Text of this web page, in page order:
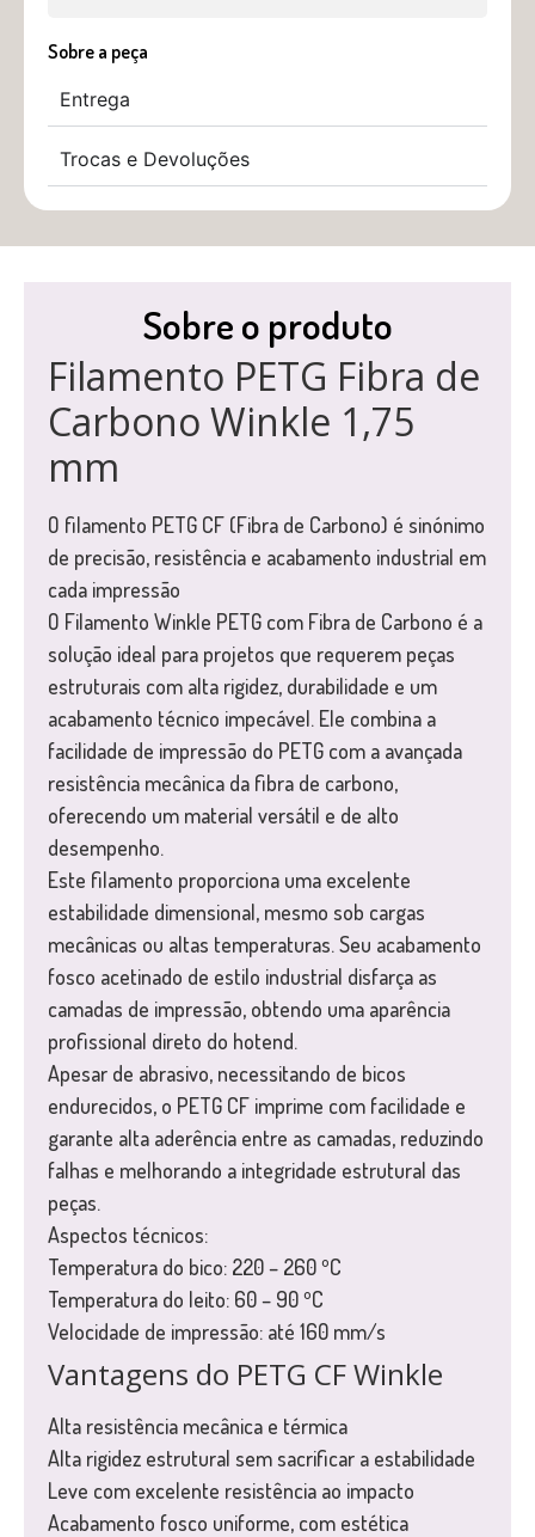
Sobre a peça
Entrega
Trocas e Devoluções
Sobre o produto
Filamento PETG Fibra de
Carbono Winkle 1,75
mm
O filamento PETG CF (Fibra de Carbono) é sinónimo
de precisão, resistência e acabamento industrial em
cada impressão
O Filamento Winkle PETG com Fibra de Carbono é a
solução ideal para projetos que requerem peças
estruturais com alta rigidez, durabilidade e um
acabamento técnico impecável. Ele combina a
facilidade de impressão do PETG com a avançada
resistência mecânica da fibra de carbono,
oferecendo um material versátil e de alto
desempenho.
Este filamento proporciona uma excelente
estabilidade dimensional, mesmo sob cargas
mecânicas ou altas temperaturas. Seu acabamento
fosco acetinado de estilo industrial disfarça as
camadas de impressão, obtendo uma aparência
profissional direto do hotend.
Apesar de abrasivo, necessitando de bicos
endurecidos, o PETG CF imprime com facilidade e
garante alta aderência entre as camadas, reduzindo
falhas e melhorando a integridade estrutural das
peças.
Aspectos técnicos:
Temperatura do bico: 220 – 260 ºC
Temperatura do leito: 60 – 90 ºC
Velocidade de impressão: até 160 mm/s
Vantagens do PETG CF Winkle
Alta resistência mecânica e térmica
Alta rigidez estrutural sem sacrificar a estabilidade
Leve com excelente resistência ao impacto
Acabamento fosco uniforme, com estética